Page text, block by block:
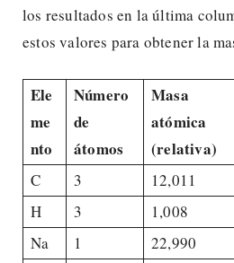
los resultados en la última
estos valores para obtener la
Ele
me
nto
Número
de
átomos
Masa
atómica
(relativa)
C 3 12,011
H
3 1,008
Na
1 22,990